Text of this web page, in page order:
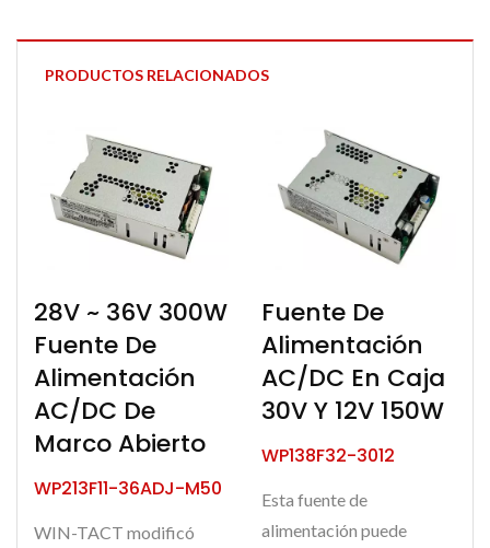
PRODUCTOS RELACIONADOS
28V ~ 36V 300W
Fuente De
Alimentación
AC/DC De
Marco Abierto
WP213F11-36ADJ-M50
WIN-TACT modificó
Fuente De
Alimentación
AC/DC En Caja
30V Y 12V 150W
WP138F32-3012
Esta fuente de
alimentación puede